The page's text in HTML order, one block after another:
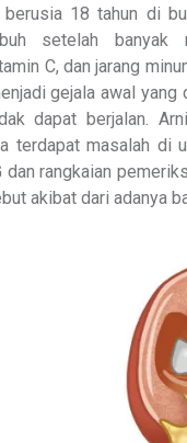
18 tahun di
setelah banyak
C, dan jarang
gejala awal
dapat berjalan.
terdapat masalah di
dan rangkaian
akibat dari adanya